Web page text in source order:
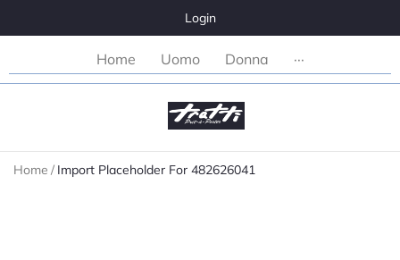
Login
Home Uomo Donna ···
Home / Import Placeholder For 482626041